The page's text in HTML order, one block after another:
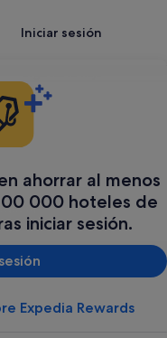
Iniciar sesión
ahorrar al menos
000 hoteles de
iniciar sesión.
Expedia Rewards